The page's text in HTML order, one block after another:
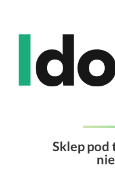
Sklep pod